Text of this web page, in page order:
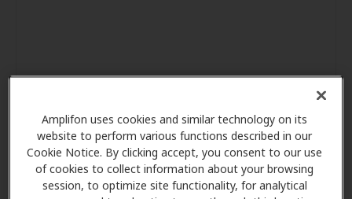
Amplifon uses cookies and similar technology on its
website to perform various functions described in our
Cookie Notice. By clicking accept, you consent to our use
of cookies to collect information about your browsing
session, to optimize site functionality, for analytical